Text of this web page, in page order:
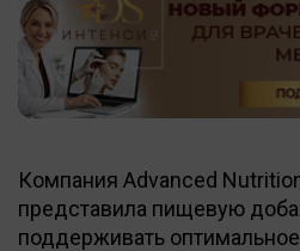
Компания Advanced
представила пищевую
поддерживать